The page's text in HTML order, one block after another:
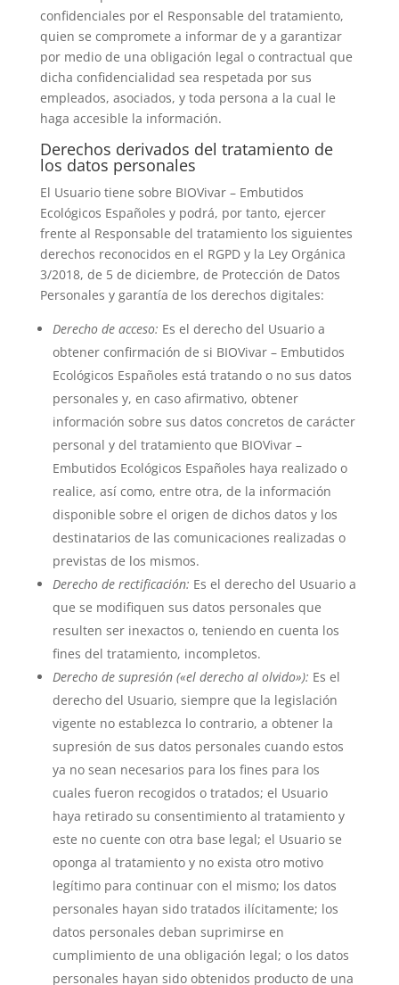
confidenciales por el Responsable del tratamiento,
quien se compromete a informar de y a garantizar
por medio de una obligación legal o contractual que
dicha confidencialidad sea respetada por sus
empleados, asociados, y toda persona a la cual le
haga accesible la información.
Derechos derivados del tratamiento de
los datos personales
El Usuario tiene sobre BIOVivar – Embutidos
Ecológicos Españoles y podrá, por tanto, ejercer
frente al Responsable del tratamiento los siguientes
derechos reconocidos en el RGPD y la Ley Orgánica
3/2018, de 5 de diciembre, de Protección de Datos
Personales y garantía de los derechos digitales:
Derecho de acceso: Es el derecho del Usuario a
obtener confirmación de si BIOVivar – Embutidos
Ecológicos Españoles está tratando o no sus datos
personales y, en caso afirmativo, obtener
información sobre sus datos concretos de carácter
personal y del tratamiento que BIOVivar –
Embutidos Ecológicos Españoles haya realizado o
realice, así como, entre otra, de la información
disponible sobre el origen de dichos datos y los
destinatarios de las comunicaciones realizadas o
previstas de los mismos.
Derecho de rectificación: Es el derecho del Usuario a
que se modifiquen sus datos personales que
resulten ser inexactos o, teniendo en cuenta los
fines del tratamiento, incompletos.
Derecho de supresión («el derecho al olvido»): Es el
derecho del Usuario, siempre que la legislación
vigente no establezca lo contrario, a obtener la
supresión de sus datos personales cuando estos
ya no sean necesarios para los fines para los
cuales fueron recogidos o tratados; el Usuario
haya retirado su consentimiento al tratamiento y
este no cuente con otra base legal; el Usuario se
oponga al tratamiento y no exista otro motivo
legítimo para continuar con el mismo; los datos
personales hayan sido tratados ilícitamente; los
datos personales deban suprimirse en
cumplimiento de una obligación legal; o los datos
personales hayan sido obtenidos producto de una